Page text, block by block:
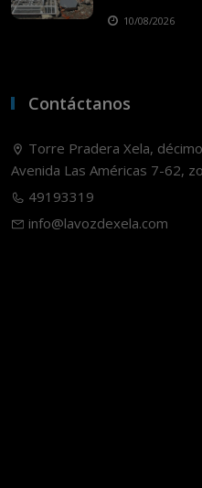
10/08/2026
Contáctanos
Torre Pradera Xela,
Avenida Las Américas 7-62,
49193319
info@lavozdexela.com